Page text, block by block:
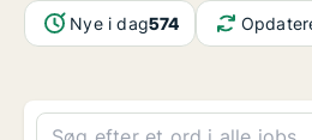
Nye i dag574